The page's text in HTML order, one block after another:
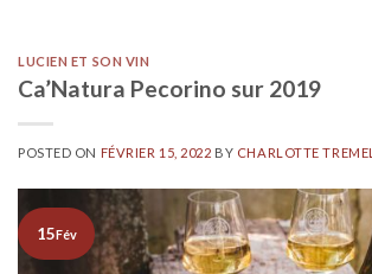
LUCIEN ET SON VIN
Ca’Natura Pecorino sur 2019
POSTED ON FÉVRIER 15, 2022 BY CHARLOTTE TREMEL
15Fév